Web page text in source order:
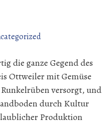
die ganze Gegend des
Ottweiler mit Gemüse
versorgt, und
durch Kultur
Produktion